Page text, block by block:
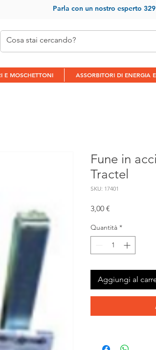
Parla con un nostro esperto
E MOSCHETTONI ASSORBITORI DI ENERGIA
Fune in
Tractel
SKU: 17401
3,00 €
Quantità *
Aggiungi al